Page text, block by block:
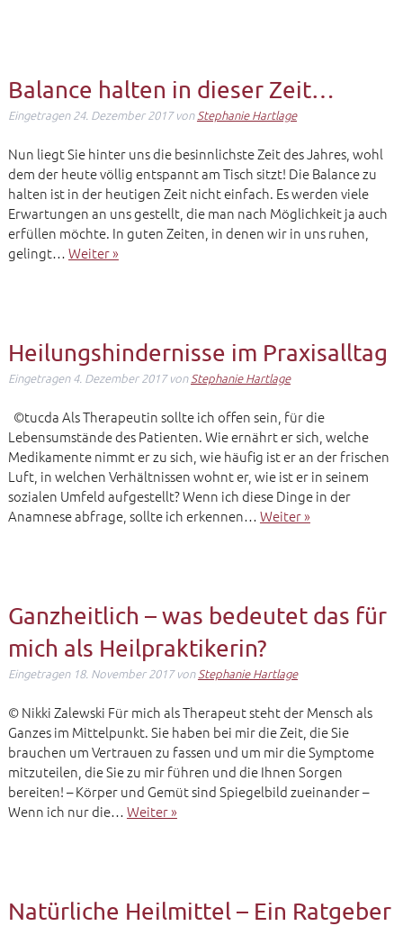
Balance halten in dieser Zeit…
Eingetragen24. Dezember 2017 vonStephanie Hartlage
Nun liegt Sie hinter uns die besinnlichste Zeit des Jahres, wohl
dem der heute völlig entspannt am Tisch sitzt! Die Balance zu
halten ist in der heutigen Zeit nicht einfach. Es werden viele
Erwartungen an uns gestellt, die man nach Möglichkeit ja auch
erfüllen möchte. In guten Zeiten, in denen wir in uns ruhen,
gelingt…Weiter »
Heilungshindernisse im Praxisalltag
Eingetragen4. Dezember 2017 vonStephanie Hartlage
©tucda Als Therapeutin sollte ich offen sein, für die
Lebensumstände des Patienten. Wie ernährt er sich, welche
Medikamente nimmt er zu sich, wie häufig ist er an der frischen
Luft, in welchen Verhältnissen wohnt er, wie ist er in seinem
sozialen Umfeld aufgestellt? Wenn ich diese Dinge in der
Anamnese abfrage, sollte ich erkennen…Weiter »
Ganzheitlich – was bedeutet das für
mich als Heilpraktikerin?
Eingetragen 18. November 2017 vonStephanie Hartlage
© Nikki Zalewski Für mich als Therapeut steht der Mensch als
Ganzes im Mittelpunkt. Sie haben bei mir die Zeit, die Sie
brauchen um Vertrauen zu fassen und um mir die Symptome
mitzuteilen, die Sie zu mir führen und die Ihnen Sorgen
bereiten! – Körper und Gemüt sind Spiegelbild zueinander –
Wenn ich nur die…Weiter »
Natürliche Heilmittel – Ein Ratgeber